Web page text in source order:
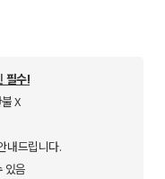
필수!
X
내드립니다.
있음